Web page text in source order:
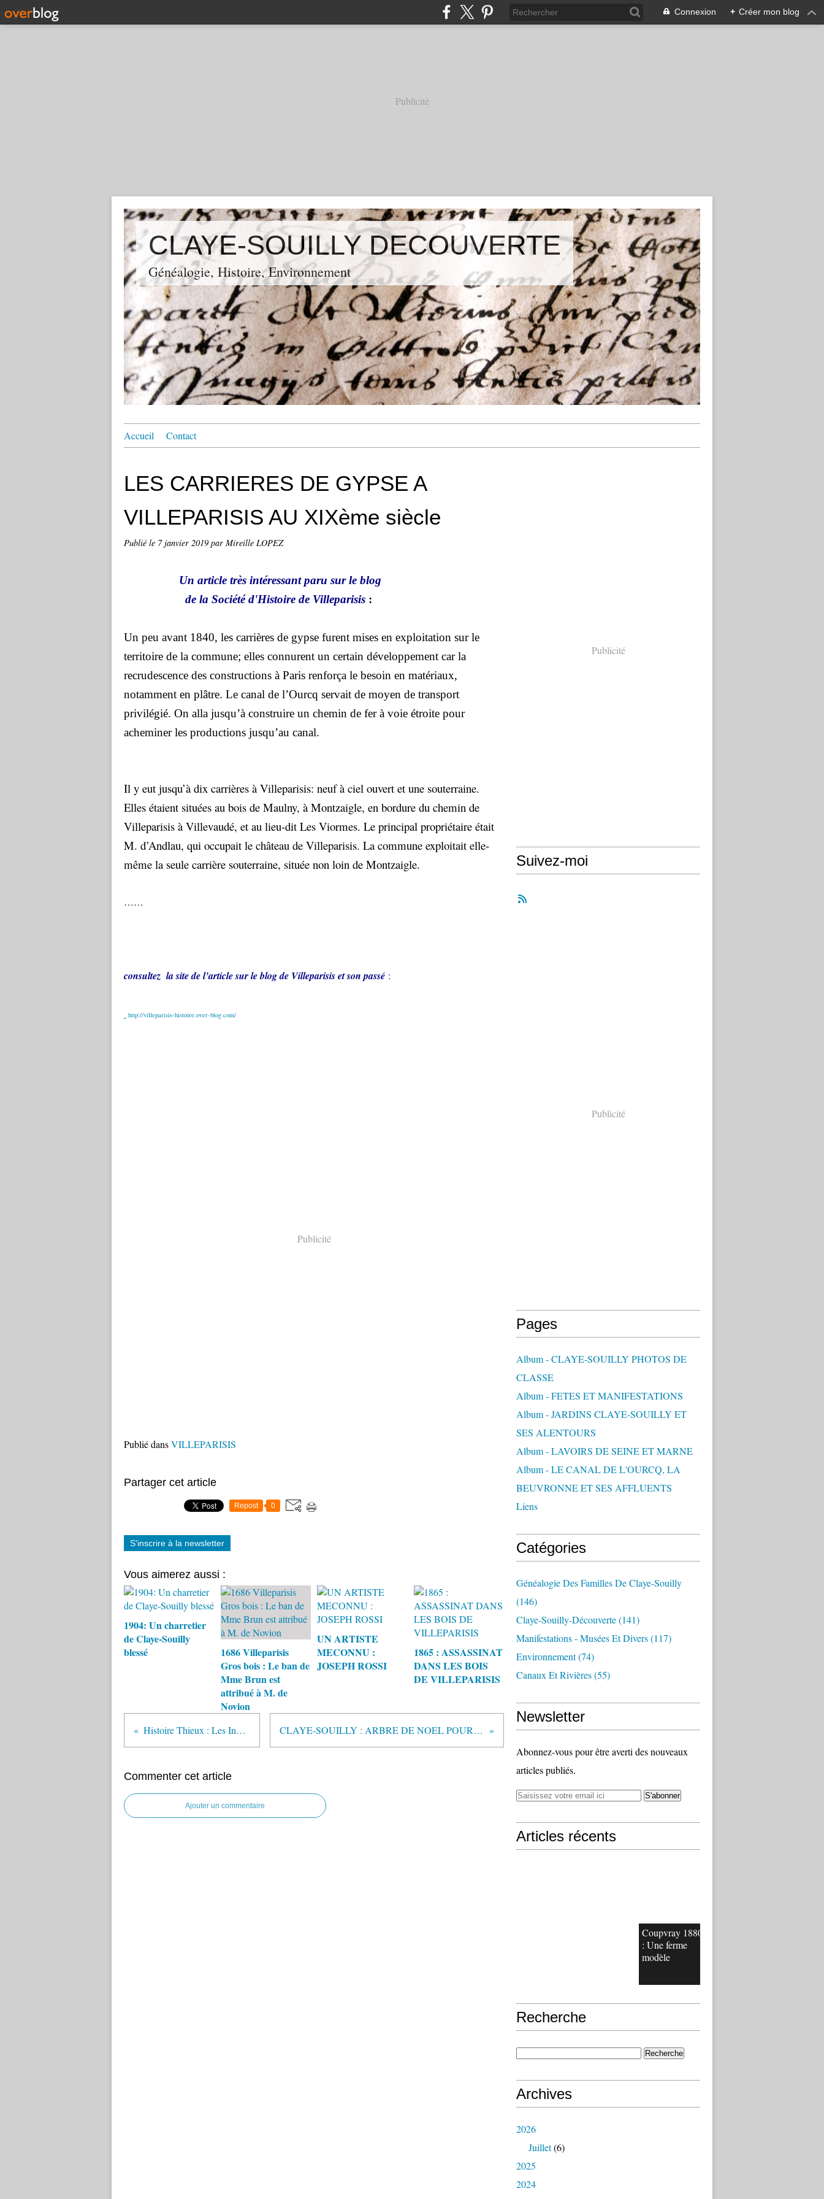
Connexion + Créer mon blog
Publicité
CLAYE-SOUILLY DECOUVERTE
Généalogie, Histoire, Environnement
Accueil Contact
LES CARRIERES DE GYPSE A
VILLEPARISIS AU XIXème siècle
Publié le 7 janvier 2019 par Mireille LOPEZ
Un article très intéressant paru sur le blog
de la Société d'Histoire de Villeparisis :
Un peu avant 1840, les carrières de gypse furent mises en exploitation sur le
territoire de la commune; elles connurent un certain développement car la
recrudescence des constructions à Paris renforça le besoin en matériaux,
notamment en plâtre. Le canal de l’Ourcq servait de moyen de transport
privilégié. On alla jusqu’à construire un chemin de fer à voie étroite pour
acheminer les productions jusqu’au canal.
Il y eut jusqu’à dix carrières à Villeparisis: neuf à ciel ouvert et une souterraine.
Elles étaient situées au bois de Maulny, à Montzaigle, en bordure du chemin de
Villeparisis à Villevaudé, et au lieu-dit Les Viormes. Le principal propriétaire était
M. d’Andlau, qui occupait le château de Villeparisis. La commune exploitait elle-
même la seule carrière souterraine, située non loin de Montzaigle.
……
consultez la site de l’article sur le blog de Villeparisis et son passé :
http://villeparisis-histoire.over-blog.com/
Publicité
Publié dansVILLEPARISIS
Partager cet article
Repost 0
S'inscrire à la newsletter
Vous aimerez aussi :
1904: Un charretier
de Claye-Souilly
blessé
1686 Villeparisis
Gros bois : Le ban de
Mme Brun est
attribué à M. de
Novion
UN ARTISTE
MECONNU :
JOSEPH ROSSI
1865 : ASSASSINAT
DANS LES BOIS
DE VILLEPARISIS
Histoire Thieux : Les Indiens de M. de Montaran CLAYE-SOUILLY : ARBRE DE NOEL POUR LES VIEILLARDS ET LES ENFANTS
Commenter cet article
Ajouter un commentaire
Publicité
Suivez-moi
Publicité
Pages
Album - CLAYE-SOUILLY PHOTOS DE
CLASSE
Album - FETES ET MANIFESTATIONS
Album - JARDINS CLAYE-SOUILLY ET
SES ALENTOURS
Album - LAVOIRS DE SEINE ET MARNE
Album - LE CANAL DE L'OURCQ, LA
BEUVRONNE ET SES AFFLUENTS
Liens
Catégories
Généalogie Des Familles De Claye-Souilly
(146)
Claye-Souilly-Découverte(141)
Manifestations - Musées Et Divers(117)
Environnement(74)
Canaux Et Rivières(55)
Newsletter
Abonnez-vous pour être averti des nouveaux
articles publiés.
Articles récents
Coupvray 1880
: Une ferme
modèle
Recherche
Archives
2026
Juillet(6)
2025
2024